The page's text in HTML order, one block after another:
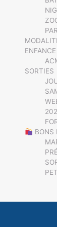
ENFANCE
SORTIES
BONS